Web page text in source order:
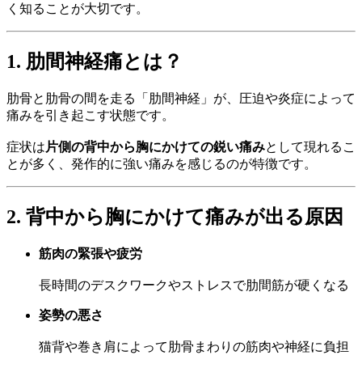
く知ることが大切です。
1. 肋間神経痛とは？
肋骨と肋骨の間を走る「肋間神経」が、圧迫や炎症によって
痛みを引き起こす状態です。
症状は 片側の背中から胸にかけての鋭い痛みとして現れるこ
とが多く、発作的に強い痛みを感じるのが特徴です。
2. 背中から胸にかけて痛みが出る原因
筋肉の緊張や疲労
長時間のデスクワークやストレスで肋間筋が硬くなる
姿勢の悪さ
猫背や巻き肩によって肋骨まわりの筋肉や神経に負担